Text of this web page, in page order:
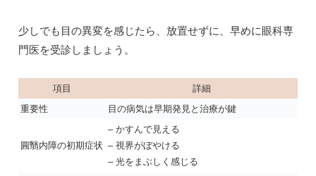
少しでも目の異変を感じたら、放置せずに、早めに眼科専
門医を受診しましょう。
項目
詳細
重要性
目の病気は早期発見と治療が鍵
圓翳内障の初期症状
– かすんで見える
– 視界がぼやける
– 光をまぶしく感じる